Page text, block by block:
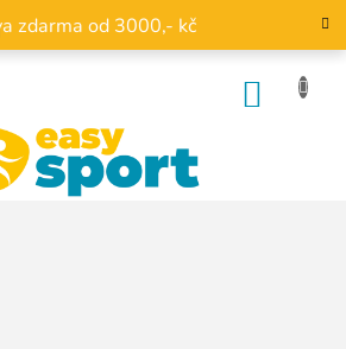
zdarma od 3000,- kč